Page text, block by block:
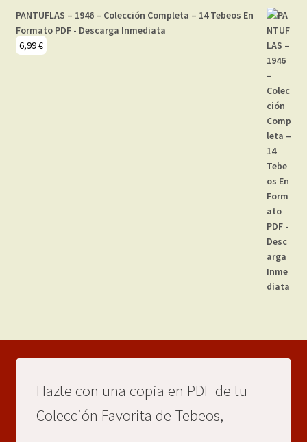
PANTUFLAS – 1946 – Colección Completa – 14 Tebeos En
Formato PDF - Descarga Inmediata
6,99€
Hazte con una copia en PDF de tu
Colección Favorita de Tebeos,